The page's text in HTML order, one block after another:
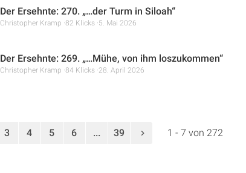
Der Ersehnte: 270. „…der Turm in Siloah“
Christopher Kramp 82 Klicks 5. Mai 2026
Der Ersehnte: 269. „…Mühe, von ihm loszukommen“
Christopher Kramp 84 Klicks 28. April 2026
3 4 5 6 ... 39 1 - 7 von 272